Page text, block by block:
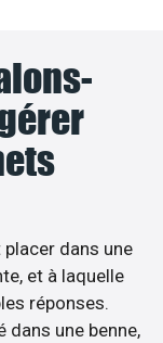
placer dans une
et à laquelle
réponses.
dans une benne,